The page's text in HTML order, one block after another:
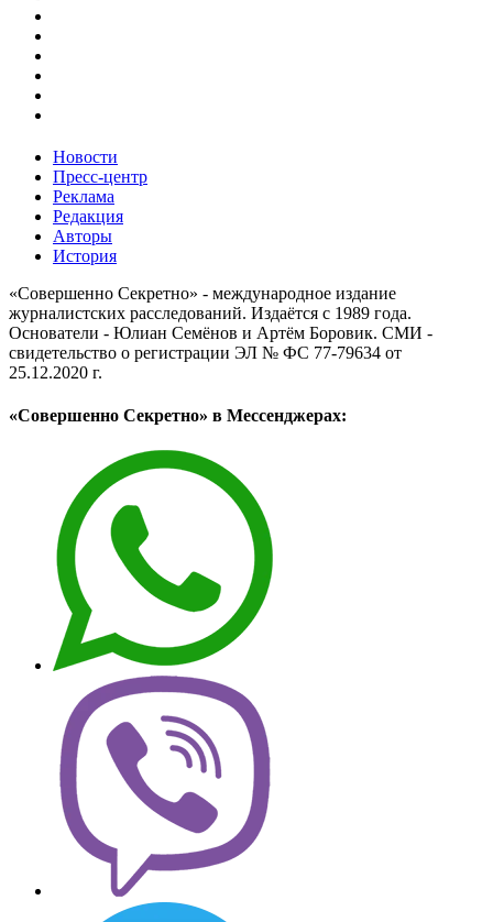
Новости
Пресс-центр
Реклама
Редакция
Авторы
История
«Совершенно Секретно» - международное издание
журналистских расследований. Издаётся с 1989 года.
Основатели - Юлиан Семёнов и Артём Боровик. CМИ -
свидетельство о регистрации ЭЛ № ФС 77-79634 от
25.12.2020 г.
«Совершенно Секретно» в Мессенджерах: